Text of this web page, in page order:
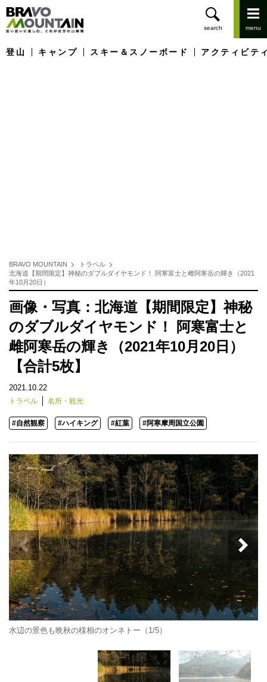
登山 キャンプ スキー＆スノーボード アクティビテ
BRAVO MOUNTAIN
トラベル
北海道【期間限定】神秘のダブルダイヤモンド！ 阿寒富士と雌阿寒岳の輝き（2021
年10月20日）
画像・写真：北海道【期間限定】神秘
のダブルダイヤモンド！ 阿寒富士と
雌阿寒岳の輝き（2021年10月20日）
【合計5枚】
2021.10.22
トラベル 名所・観光
#自然観察 #ハイキング #紅葉 #阿寒摩周国立公園
水辺の景色も晩秋の様相のオンネトー（1/5）